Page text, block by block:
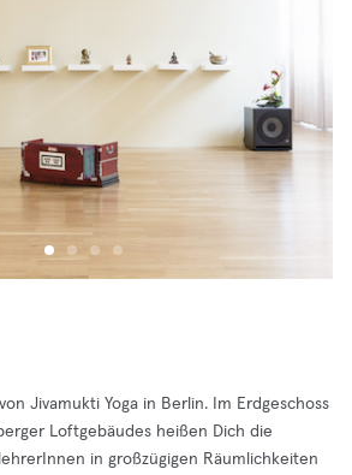
Jivamukti Yoga in Berlin. Im Erdgeschoss
Loftgebäudes heißen Dich die
in großzügigen Räumlichkeiten